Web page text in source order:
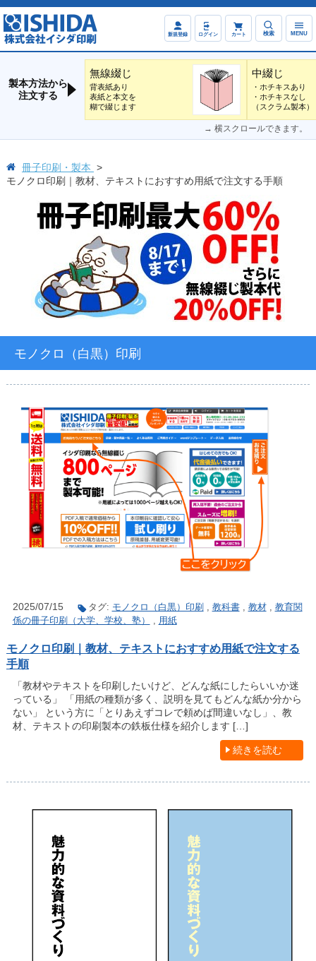
新規登録 ログイン カート 検索 MENU
製本方法から
注文する
無線綴じ
背表紙あり
表紙と本文を
糊で綴じます
中綴じ
・ホチキスあり
・ホチキスなし
（スクラム製本）
→ 横スクロールできます。
冊子印刷・製本
モノクロ印刷｜教材、テキストにおすすめ用紙で注文する手順
モノクロ（白黒）印刷
2025/07/15 タグ: モノクロ（白黒）印刷 教科書, 教材, 教育関
係の冊子印刷（大学、学校、塾）
用紙
モノクロ印刷｜教材、テキストにおすすめ用紙で注文する
手順
「教材やテキストを印刷したいけど、どんな紙にしたらいいか迷
っている」 「用紙の種類が多く、説明を見てもどんな紙か分から
ない」 という方に「とりあえずコレで頼めば間違いなし」、教
材、テキストの印刷製本の鉄板仕様を紹介します […]
続きを読む